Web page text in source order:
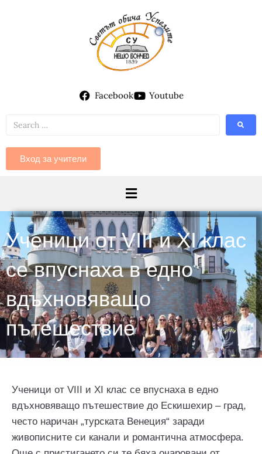
Facebook Youtube
Вход за учители
Ученици от VIII и XI клас
се впуснаха в едно
вдъхновяващо
пътешествие
Ученици от VIII и XI клас се впуснаха в едно
вдъхновяващо пътешествие до Ескишехир – град,
често наричан „турската Венеция“ заради
живописните си канали и романтична атмосфера.